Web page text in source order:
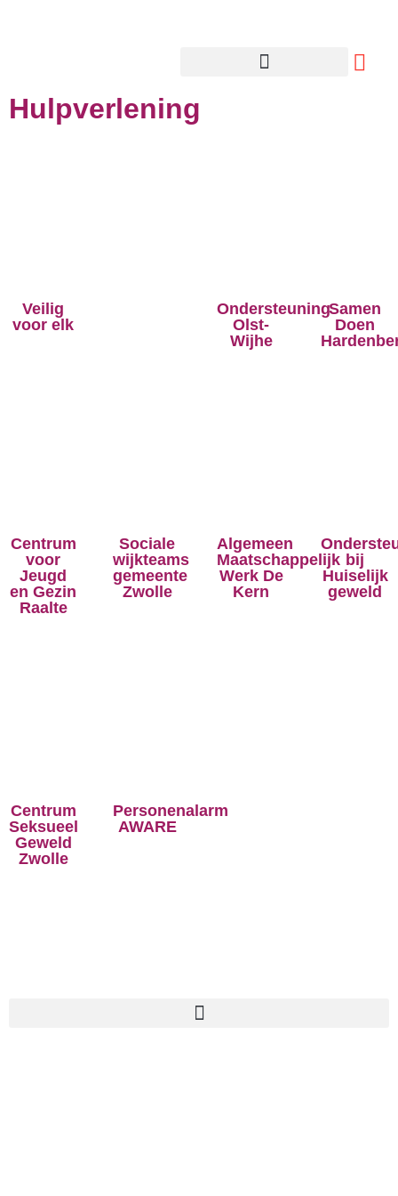
Hulpverlening
Veilig
voor elk
Ondersteuning
Olst-
Wijhe
Samen
Doen
Centrum
voor
Jeugd
en Gezin
Raalte
Sociale
wijkteams
gemeente
Zwolle
Algemeen
Maatschappelijk
Werk De
Kern
bij
Huiselijk
geweld
Centrum
Seksueel
Geweld
Zwolle
Personenalarm
AWARE